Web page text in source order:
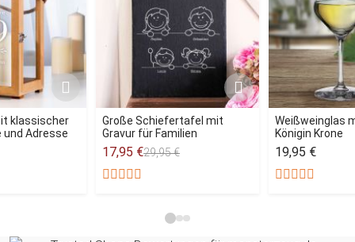
klassischer
und Adresse
Große Schiefertafel mit
Gravur für Familien
17,95 €29,95 €
Weißweinglas
Königin Krone
19,95 €